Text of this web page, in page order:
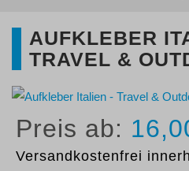
AUFKLEBER
TRAVEL &
Versandkostenfrei